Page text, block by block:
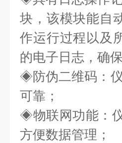
块，该模块能自
作运行过程以及
的电子日志，确
◈防伪二维码：
可靠；
◈物联网功能：
方便数据管理；